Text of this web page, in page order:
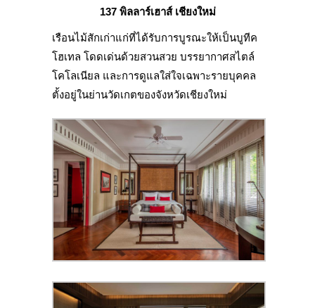
137 พิลลาร์เฮาส์ เชียงใหม่
เรือนไม้สักเก่าแก่ที่ได้รับการบูรณะให้เป็นบูทีค
โฮเทล โดดเด่นด้วยสวนสวย บรรยากาศสไตล์
โคโลเนียล และการดูแลใส่ใจเฉพาะรายบุคคล
ตั้งอยู่ในย่านวัดเกตของจังหวัดเชียงใหม่